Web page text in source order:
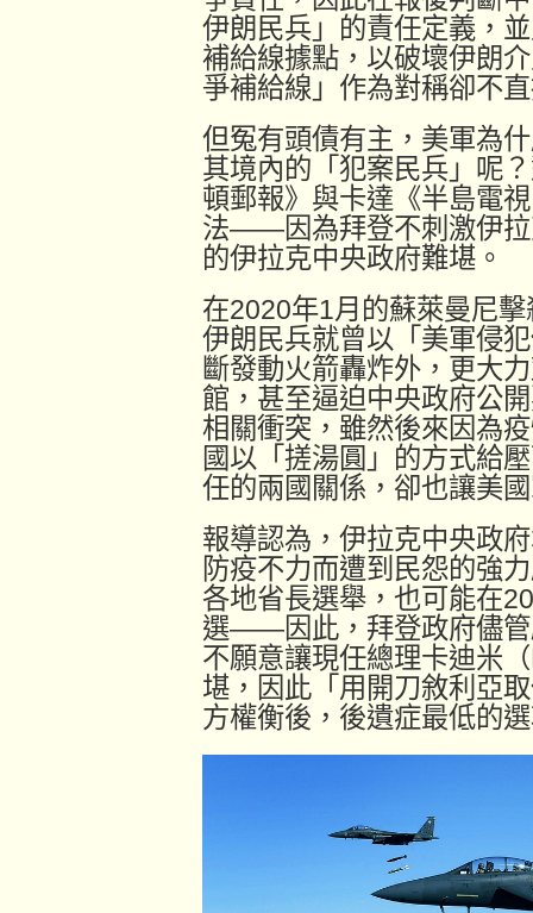
伊朗民兵」的責任定義，
補給線據點，以破壞伊朗
爭補給線」作為對稱卻不
但冤有頭債有主，美軍為
其境內的「犯案民兵」呢
頓郵報》與卡達《半島電
法——因為拜登不刺激伊拉
的伊拉克中央政府難堪。
在2020年1月的蘇萊曼尼
伊朗民兵就曾以「美軍侵
斷發動火箭轟炸外，更大
館，甚至逼迫中央政府公
相關衝突，雖然後來因為
國以「搓湯圓」的方式給
任的兩國關係，卻也讓美
報導認為，伊拉克中央政
防疫不力而遭到民怨的強
各地省長選舉，也可能在
選——因此，拜登政府儘管
不願意讓現任總理卡迪米
堪，因此「用開刀敘利亞
方權衡後，後遺症最低的